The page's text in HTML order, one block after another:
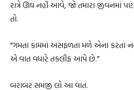
રાત્રે ઊંઘ નહીં આવે, જો તમારા
તો.
“ગમતા કામમાં અસફળતા મળે એના કરતાં
એ વાત વધારે તકલીફ આપે છે.”
બરાબર સમજી લો આ વાત.